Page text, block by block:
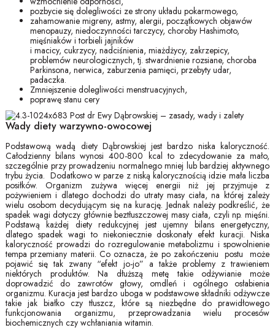
pozbycie się dolegliwości ze strony układu pokarmowego,
zahamowanie migreny, astmy, alergii, początkowych objawów
menopauzy, niedoczynności tarczycy, choroby Hashimoto,
mięśniaków i torbieli jajników
i macicy, cukrzycy, nadciśnienia, miażdżycy, zakrzepicy,
problemów neurologicznych, tj. stwardnienie rozsiane, choroba
Parkinsona, nerwica, zaburzenia pamięci, przebyty udar,
padaczka.
Zmniejszenie dolegliwości menstruacyjnych,
poprawę stanu cery
Wady diety warzywno-owocowej
Podstawową wadą diety Dąbrowskiej jest bardzo niska kaloryczność.
Całodzienny bilans wynosi 400-800 kcal to zdecydowanie za mało,
szczególnie przy prowadzeniu normalnego mniej lub bardziej aktywnego
trybu życia. Dodatkowo w parze z niską kalorycznością idzie mała liczba
posiłków. Organizm zużywa więcej energii niż jej przyjmuje z
pożywieniem i dlatego dochodzi do utraty masy ciała, na której zależy
wielu osobom decydującym się na kurację. Jednak należy podkreślić, że
spadek wagi dotyczy głównie beztłuszczowej masy ciała, czyli np. mięśni.
Podstawą każdej diety redukcyjnej jest ujemny bilans energetyczny,
dlatego spadek wagi to niekoniecznie doskonały efekt kuracji. Niska
kaloryczność prowadzi do rozregulowanie metabolizmu i spowolnienie
tempa przemiany materii. Co oznacza, że po zakończeniu postu może
pojawić się tak zwany “efekt jo-jo” a także problemy z trawieniem
niektórych produktów. Na dłuższą metę takie odżywianie może
doprowadzić do zawrotów głowy, omdleń i ogólnego osłabienia
organizmu. Kuracja jest bardzo uboga w podstawowe składniki odżywcze
takie jak białko czy tłuszcz, które są niezbędne do prawidłowego
funkcjonowania organizmu, przeprowadzania wielu procesów
biochemicznych czy wchłaniania witamin.